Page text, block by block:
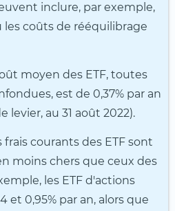
inclure, par exemple,
les coûts de rééquilibrage
moyen des ETF, toutes
est de 0,37% par an
levier, au 31 août 2022).
frais courants des ETF sont
moins chers que ceux des
les ETF d'actions
0,95% par an, alors que